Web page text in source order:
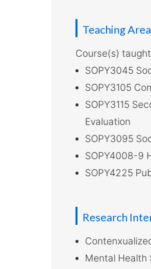
Teaching
Course(s)
SOPY3045
SOPY3105
SOPY3115
Evaluation
SOPY3095
SOPY4008-9
SOPY4225
Research
Mental Health